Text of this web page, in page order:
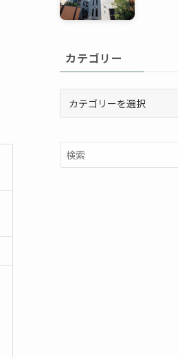
カテゴリー
リ
ー